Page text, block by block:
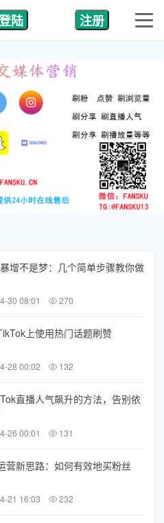
陆 注册
增不是梦：几个简单步骤教你做
30 08:01 270
上使用热门话题刷赞
28 00:02 132
直播人气飙升的方法，告别依
26 00:01 131
营新思路：如何有效地买粉丝
21 16:03 232